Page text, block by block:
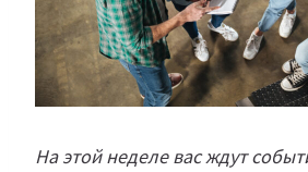
На этой неделе вас ждут